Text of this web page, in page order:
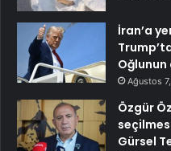
İran’a
Ağustos
Özgür
Gürsel